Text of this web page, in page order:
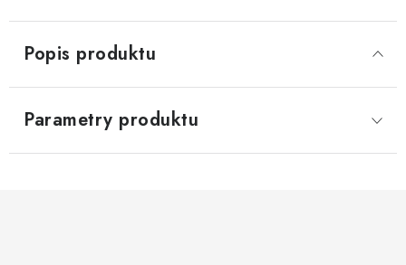
Popis produktu
Parametry produktu